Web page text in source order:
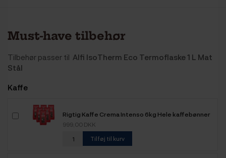
Must-have tilbehør
Tilbehør passer til Alfi IsoTherm Eco Termoflaske 1 L Mat
Stål
Kaffe
Rigtig Kaffe Crema Intenso 6kg Hele kaffebønner
999,00 DKK
Tilføj til kurv